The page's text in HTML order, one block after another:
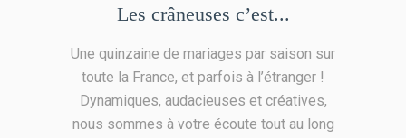
Les crâneuses c’est...
Une quinzaine de mariages par saison sur
toute la France, et parfois à l’étranger !
Dynamiques, audacieuses et créatives,
nous sommes à votre écoute tout au long